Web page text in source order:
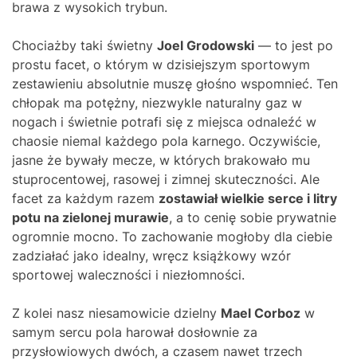
brawa z wysokich trybun.
Chociażby taki świetny Joel Grodowski — to jest po
prostu facet, o którym w dzisiejszym sportowym
zestawieniu absolutnie muszę głośno wspomnieć. Ten
chłopak ma potężny, niezwykle naturalny gaz w
nogach i świetnie potrafi się z miejsca odnaleźć w
chaosie niemal każdego pola karnego. Oczywiście,
jasne że bywały mecze, w których brakowało mu
stuprocentowej, rasowej i zimnej skuteczności. Ale
facet za każdym razem zostawiał wielkie serce i litry
potu na zielonej murawie, a to cenię sobie prywatnie
ogromnie mocno. To zachowanie mogłoby dla ciebie
zadziałać jako idealny, wręcz książkowy wzór
sportowej waleczności i niezłomności.
Z kolei nasz niesamowicie dzielny Mael Corboz w
samym sercu pola harował dosłownie za
przysłowiowych dwóch, a czasem nawet trzech